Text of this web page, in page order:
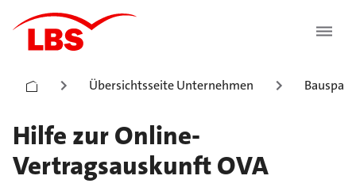
Übersichtsseite Unternehmen
Hilfe zur Online-
Vertragsauskunft OVA